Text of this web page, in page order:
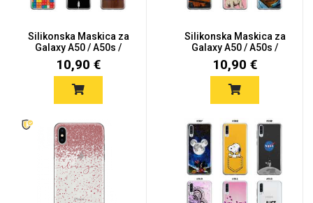
Silikonska Maskica za
Galaxy A50 / A50s /
A30s...
10,90 €
Silikonska Maskica za
Galaxy A50 / A50s /
A30s...
10,90 €